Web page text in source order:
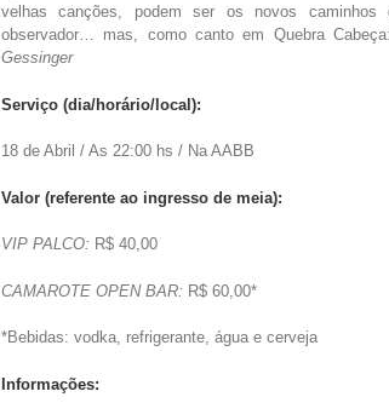
velhas canções, podem ser os novos
observador… mas, como canto em Quebra
Gessinger
Serviço (dia/horário/local):
18 de Abril / As 22:00 hs / Na AABB
Valor (referente ao ingresso de meia):
VIP PALCO: R$ 40,00
CAMAROTE OPEN BAR: R$ 60,00*
*Bebidas: vodka, refrigerante, água e cerveja
Informações: